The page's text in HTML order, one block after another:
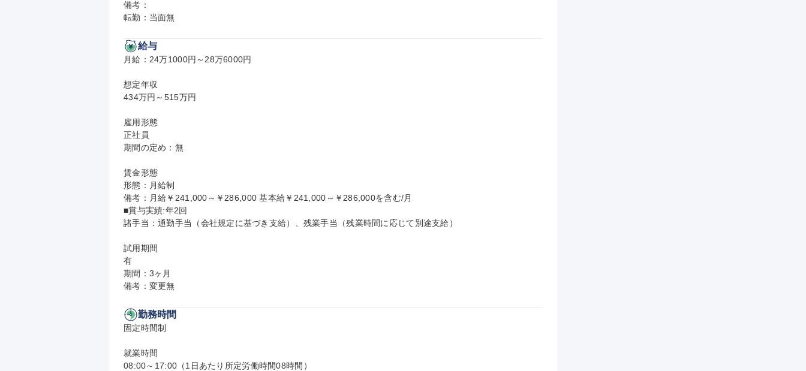
備考：
転勤：当面無
給与
月給：24万1000円～28万6000円
想定年収
434万円～515万円
雇用形態
正社員
期間の定め：無
賃金形態
形態：月給制
備考：月給￥241,000～￥286,000 基本給￥241,000～￥286,000を含む/月
■賞与実績:年2回
諸手当：通勤手当（会社規定に基づき支給）、残業手当（残業時間に応じて別途支給）
試用期間
有
期間：3ヶ月
備考：変更無
勤務時間
固定時間制
就業時間
08:00～17:00（1日あたり所定労働時間08時間）